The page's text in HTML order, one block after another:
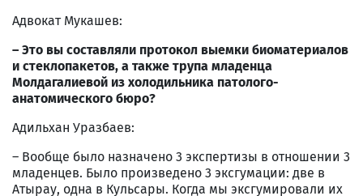
Адвокат Мукашев:
– Это вы составляли протокол выемки биоматериалов
и стеклопакетов, а также трупа младенца
Молдагалиевой из холодильника патолого-
анатомического бюро?
Адильхан Уразбаев:
– Вообще было назначено 3 экспертизы в отношении 3
младенцев. Было произведено 3 эксгумации: две в
Атырау, одна в Кульсары. Когда мы эксгумировали их